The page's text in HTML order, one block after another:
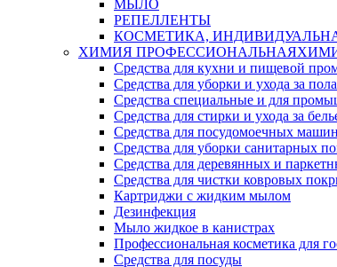
МЫЛО
РЕПЕЛЛЕНТЫ
КОСМЕТИКА,
ХИМИЯ ПРОФЕССИОНАЛЬНАЯ
Средства для кухни и пищевой
Средства для уборки и ухода за
Средства специальные и для
Средства для стирки и ухода за
Средства для посудомоечных машин
Средства для уборки санитарных
Средства для деревянных и
Средства для чистки ковровых
Картриджи с жидким мылом
Дезинфекция
Мыло жидкое в канистрах
Профессиональная косметика для
Средства для посуды